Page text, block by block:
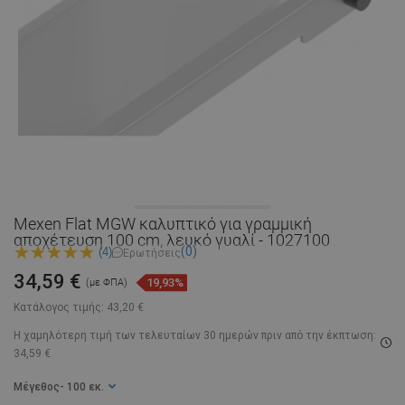
Mexen Flat MGW καλυπτικό για γραμμική
αποχέτευση 100 cm, λευκό γυαλί - 1027100
(4) Ερωτήσεις(0)
Κατάλογος τιμής: 43,20 €
34,59 € (με ΦΠΑ) 19,93%
Η χαμηλότερη τιμή των τελευταίων 30 ημερών πριν από την έκπτωση:
34,59 €
Μέγεθος - 100 εκ.